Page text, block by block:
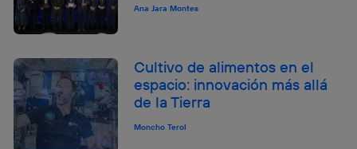
Ana Jara Montes
Cultivo de alimentos en el
espacio: innovación más allá
de la Tierra
Moncho Terol